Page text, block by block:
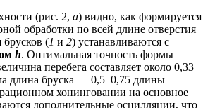
(рис. 2, а) видно, как формируется
обработки по всей длине отверстия
(1 и 2) устанавливаются с
h. Оптимальная точность формы
перебега составляет около 0,33
длина бруска — 0,5–0,75 длины
хонинговании на основное
дополнительные осцилляции, что